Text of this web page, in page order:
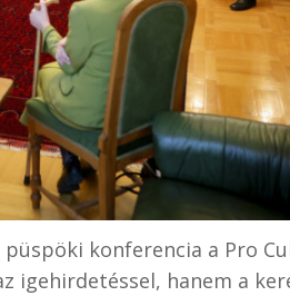
konferencia a Pro
igehirdetéssel, hanem a